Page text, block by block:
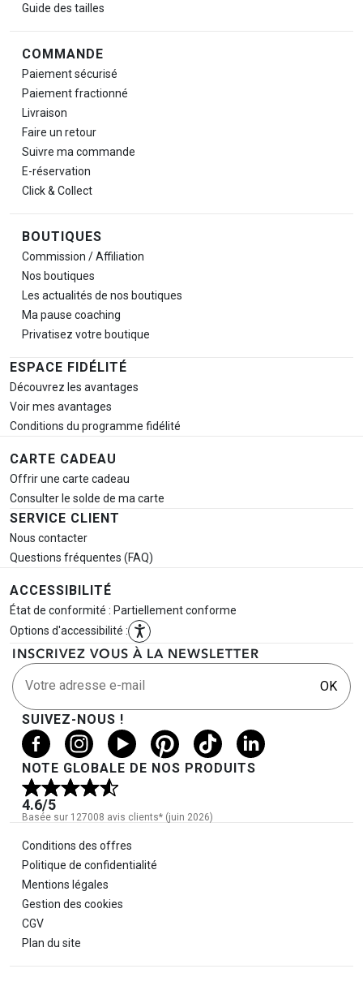
Guide des tailles
COMMANDE
Paiement sécurisé
Paiement fractionné
Livraison
Faire un retour
Suivre ma commande
E-réservation
Click & Collect
BOUTIQUES
Commission / Affiliation
Nos boutiques
Les actualités de nos boutiques
Ma pause coaching
Privatisez votre boutique
ESPACE FIDÉLITÉ
Découvrez les avantages
Voir mes avantages
Conditions du programme fidélité
CARTE CADEAU
Offrir une carte cadeau
Consulter le solde de ma carte
SERVICE CLIENT
Nous contacter
Questions fréquentes (FAQ)
ACCESSIBILITÉ
État de conformité : Partiellement conforme
Options d'accessibilité :
INSCRIVEZ VOUS À LA NEWSLETTER
Votre adresse e-mail OK
SUIVEZ-NOUS !
NOTE GLOBALE DE NOS PRODUITS
4.6/5
Basée sur 127008 avis clients* (juin 2026)
Informations légales
Conditions des offres
Politique de confidentialité
Mentions légales
Gestion des cookies
CGV
Plan du site